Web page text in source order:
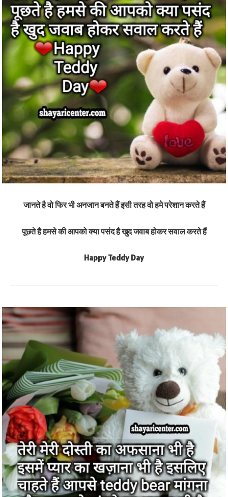
जानते है वो फिर भी अनजान बनते हैं इसी तरह वो हमे परेशान करते हैं
पूछते है हमसे की आपको क्या पसंद है खुद जवाब होकर सवाल करते हैं
Happy Teddy Day